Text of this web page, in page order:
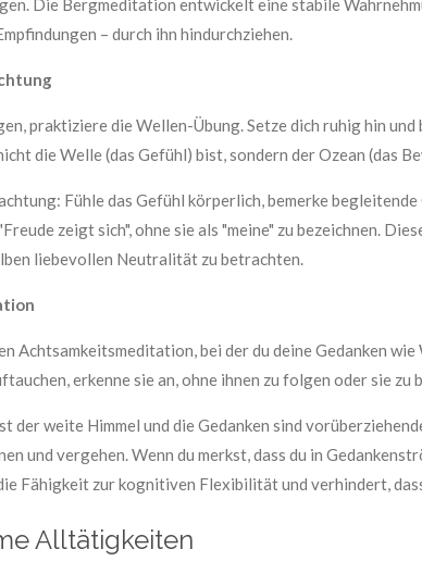
– durch ihn hindurchziehen.
praktiziere die Wellen-Übung. Setze dich ruhig hin
die Welle (das Gefühl) bist, sondern der Ozean (das
Fühle das Gefühl körperlich, bemerke
zeigt sich", ohne sie als "meine" zu bezeichnen.
liebevollen Neutralität zu betrachten.
bei der du deine Gedanken
erkenne sie an, ohne ihnen zu folgen oder sie zu
der weite Himmel und die Gedanken sind
und vergehen. Wenn du merkst, dass du in
Fähigkeit zur kognitiven Flexibilität und verhindert,
Alltätigkeiten